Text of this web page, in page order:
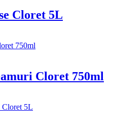
Cloret 5L
Cloret 750ml